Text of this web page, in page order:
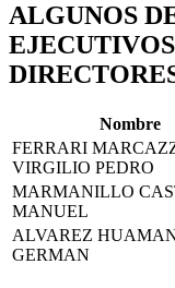
ALGUNOS
Nombre
FERRARI
VIRGILIO PEDRO
MARMANILLO
MANUEL
ALVAREZ
GERMAN